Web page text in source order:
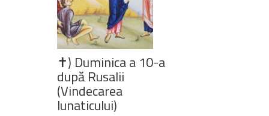
✝) Duminica a 10-a
după Rusalii
(Vindecarea
lunaticului)